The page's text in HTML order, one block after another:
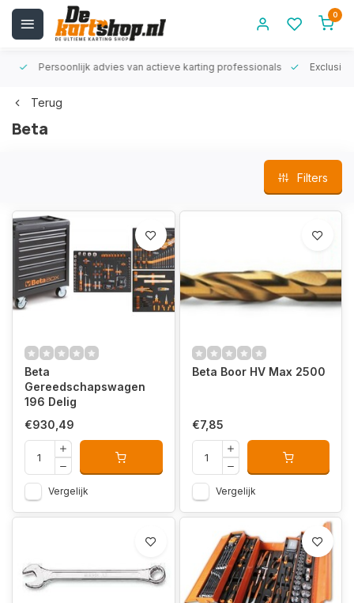
0
Persoonlijk advies van actieve karting professionals
Terug
Beta
Filters
Beta
Gereedschapswagen
196 Delig
€930,49
Vergelijk
Beta Boor HV Max 2500
€7,85
Vergelijk